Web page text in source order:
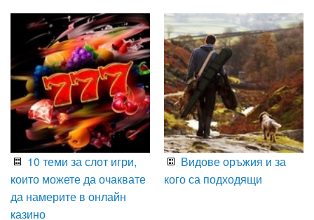
10 теми за слот игри,
които можете да очаквате
да намерите в онлайн
казино
Видове оръжия и за
кого са подходящи